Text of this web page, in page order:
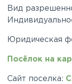
Вид
Юридическая
Посёлок на
Сайт поселка: